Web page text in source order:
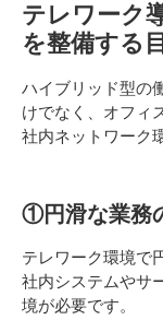
テレワーク
を整備する
ハイブリッド型の
けでなく、オフィ
社内ネットワーク
①円滑な業務
テレワーク環境で
社内システムやサ
境が必要です。